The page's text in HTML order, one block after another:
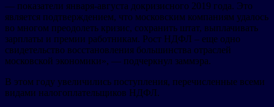
— показатели января-августа докризисного 2019 года. Это
является подтверждением, что московским компаниям удалось
во многом преодолеть кризис, сохранить штат, выплачивать
зарплаты и премии работникам. Рост НДФЛ – еще одно
свидетельство восстановления большинства отраслей
московской экономики», — подчеркнул заммэра.
В этом году увеличились поступления, перечисленные всеми
видами налогоплательщиков НДФЛ.